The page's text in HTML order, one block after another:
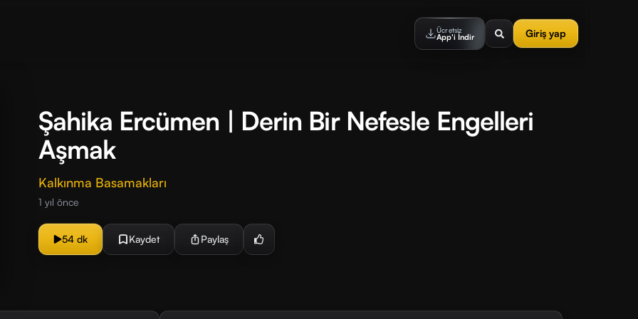
Ücretsiz
App'i İndir Giriş yap
Şahika Ercümen | Derin Bir Nefesle Engelleri
Aşmak
Kalkınma Basamakları
1 yıl önce
54 dk Kaydet Paylaş